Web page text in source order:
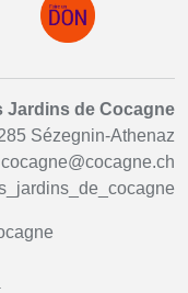
Jardins de Cocagne
Sézegnin-Athenaz
cocagne@cocagne.ch